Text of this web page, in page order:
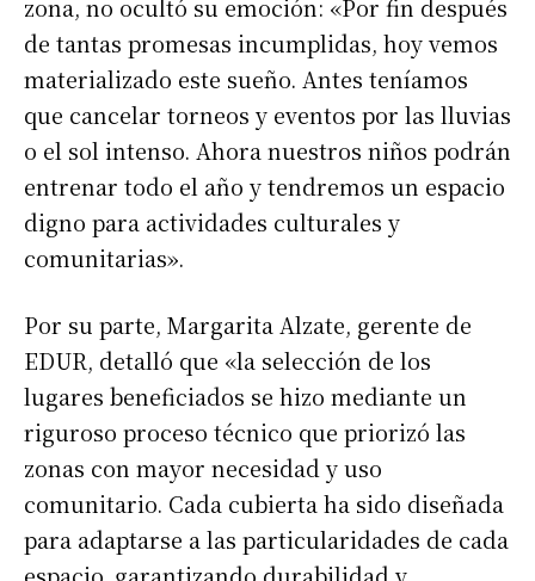
zona, no ocultó su emoción: «Por fin después
de tantas promesas incumplidas, hoy vemos
materializado este sueño. Antes teníamos
que cancelar torneos y eventos por las lluvias
o el sol intenso. Ahora nuestros niños podrán
entrenar todo el año y tendremos un espacio
digno para actividades culturales y
comunitarias».
Por su parte, Margarita Alzate, gerente de
EDUR, detalló que «la selección de los
lugares beneficiados se hizo mediante un
riguroso proceso técnico que priorizó las
zonas con mayor necesidad y uso
comunitario. Cada cubierta ha sido diseñada
para adaptarse a las particularidades de cada